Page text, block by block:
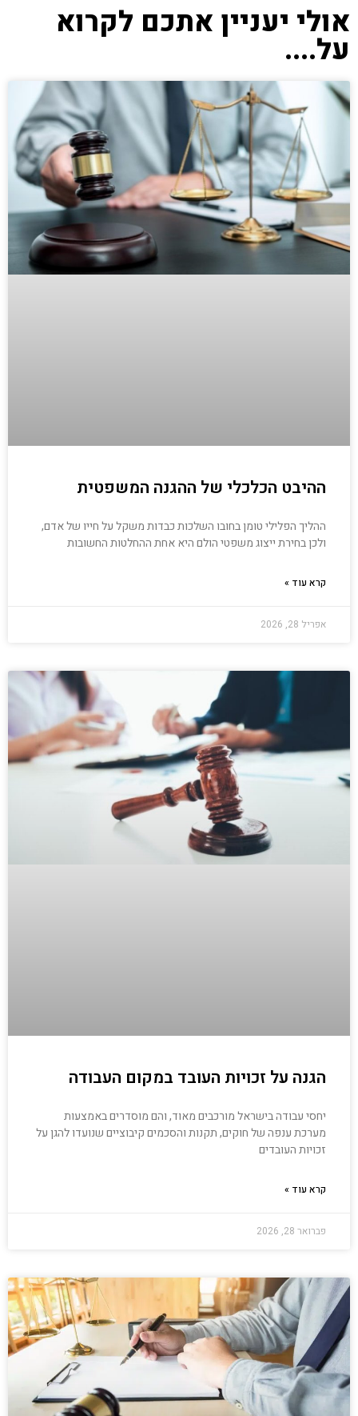
אולי יעניין אתכם לקרוא
על....
ההיבט הכלכלי של ההגנה המשפטית
ההליך הפלילי טומן בחובו השלכות כבדות משקל על חייו של אדם,
ולכן בחירת ייצוג משפטי הולם היא אחת ההחלטות החשובות
קרא עוד »
אפריל 28, 2026
הגנה על זכויות העובד במקום העבודה
יחסי עבודה בישראל מורכבים מאוד, והם מוסדרים באמצעות
מערכת ענפה של חוקים, תקנות והסכמים קיבוציים שנועדו להגן על
זכויות העובדים
קרא עוד »
פברואר 28, 2026